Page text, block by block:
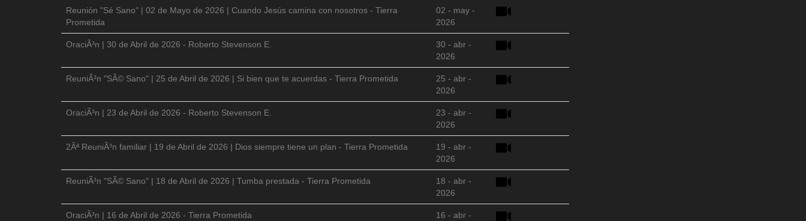
Reunión "Sé Sano" | 02 de Mayo de 2026 | Cuando Jesús camina con nosotros - Tierra
Prometida
02 - may -
2026
OraciÃ³n | 30 de Abril de 2026 - Roberto Stevenson E.
30 - abr -
2026
ReuniÃ³n "SÃ© Sano" | 25 de Abril de 2026 | Si bien que te acuerdas - Tierra Prometida
25 - abr -
2026
OraciÃ³n | 23 de Abril de 2026 - Roberto Stevenson E.
23 - abr -
2026
2Âª ReuniÃ³n familiar | 19 de Abril de 2026 | Dios siempre tiene un plan - Tierra Prometida
19 - abr -
2026
ReuniÃ³n "SÃ© Sano" | 18 de Abril de 2026 | Tumba prestada - Tierra Prometida
18 - abr -
2026
OraciÃ³n | 16 de Abril de 2026 - Tierra Prometida
16 - abr -